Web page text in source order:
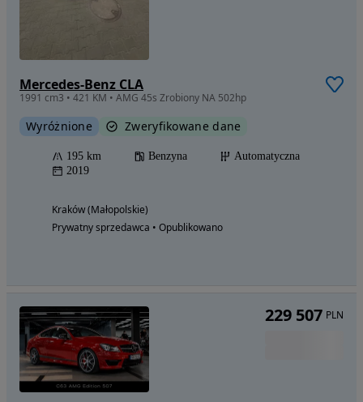
Mercedes-Benz CLA
1991 cm3 • 421 KM • AMG 45s Zrobiony NA 502hp
Wyróżnione Zweryfikowane dane
195 km Benzyna
Automatyczna
2019
Kraków (Małopolskie)
Prywatny sprzedawca • Opublikowano
229 507 PLN